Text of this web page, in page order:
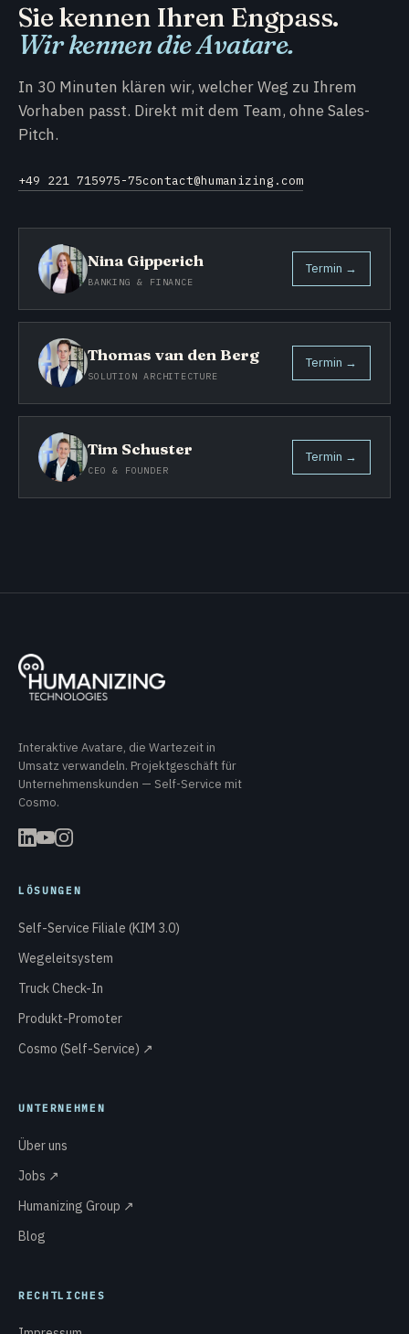
Sie kennen Ihren Engpass.
Wir kennen die Avatare.
In 30 Minuten klären wir, welcher Weg zu Ihrem
Vorhaben passt. Direkt mit dem Team, ohne Sales-
Pitch.
+49 221 715975-75contact@humanizing.com
Nina Gipperich
BANKING & FINANCE
Termin →
Thomas van den Berg
SOLUTION ARCHITECTURE
Termin →
Tim Schuster
CEO & FOUNDER
Termin →
Interaktive Avatare, die Wartezeit in
Umsatz verwandeln. Projektgeschäft für
Unternehmenskunden — Self-Service mit
Cosmo.
LÖSUNGEN
Self-Service Filiale (KIM 3.0)
Wegeleitsystem
Truck Check-In
Produkt-Promoter
Cosmo (Self-Service) ↗
UNTERNEHMEN
Über uns
Jobs ↗
Humanizing Group ↗
Blog
RECHTLICHES